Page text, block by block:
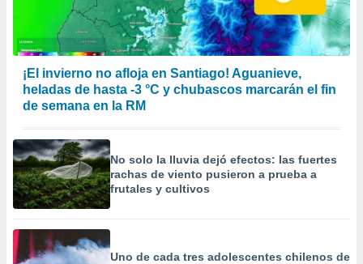
¡El invierno no afloja en Santiago! Aguanieve,
heladas de hasta -3 °C y chubascos marcarán el fin
de semana en la RM
No solo la lluvia dejó efectos: las fuertes
rachas de viento pusieron a prueba a
frutales y cultivos
Uno de cada tres adolescentes chilenos de